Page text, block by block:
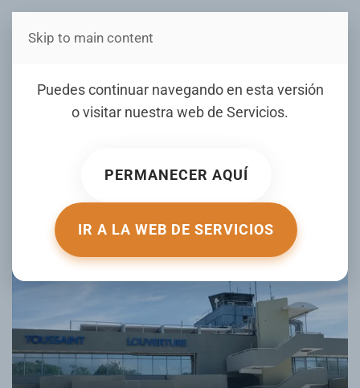
Estás en Telenord Medios
Puedes continuar navegando en esta versión
o visitar nuestra web de Servicios.
PERMANECER AQUÍ
IR A LA WEB DE SERVICIOS
Skip to main content
República Dominicana y
Haití reanudan el
confirmados
ESCRITO POR ELDIA.COM EL
. PUBLICADO EN
INTERNACIONALES